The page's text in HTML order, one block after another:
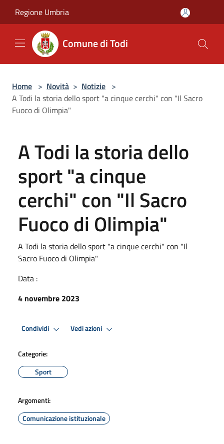
Regione Umbria
Comune di Todi
Home > Novità > Notizie >
A Todi la storia dello sport "a cinque cerchi" con "Il Sacro
Fuoco di Olimpia"
A Todi la storia dello
sport "a cinque
cerchi" con "Il Sacro
Fuoco di Olimpia"
A Todi la storia dello sport "a cinque cerchi" con "Il
Sacro Fuoco di Olimpia"
Data :
4 novembre 2023
Condividi Vedi azioni
Categorie:
Sport
Argomenti:
Comunicazione istituzionale